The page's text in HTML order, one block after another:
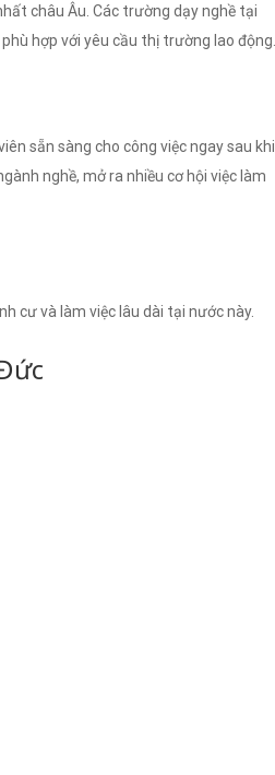
châu Âu. Các trường dạy nghề tại
hợp với yêu cầu thị trường lao động.
sẵn sàng cho công việc ngay sau khi
nghề, mở ra nhiều cơ hội việc làm
cư và làm việc lâu dài tại nước này.